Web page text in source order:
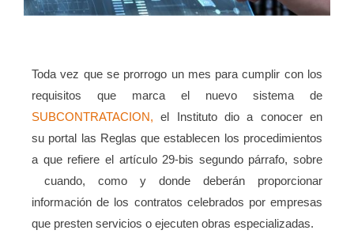
Toda vez que se prorrogo un mes para cumplir con los
requisitos que marca el nuevo sistema de
SUBCONTRATACION,el Instituto dio a conocer en
su portal
las Reglas que establecen los procedimientos
a que refiere el artículo 29-bis segundo párrafo, sobre
cuando, como y donde deberán proporcionar
información de los contratos celebrados por empresas
que presten servicios o ejecuten obras especializadas.